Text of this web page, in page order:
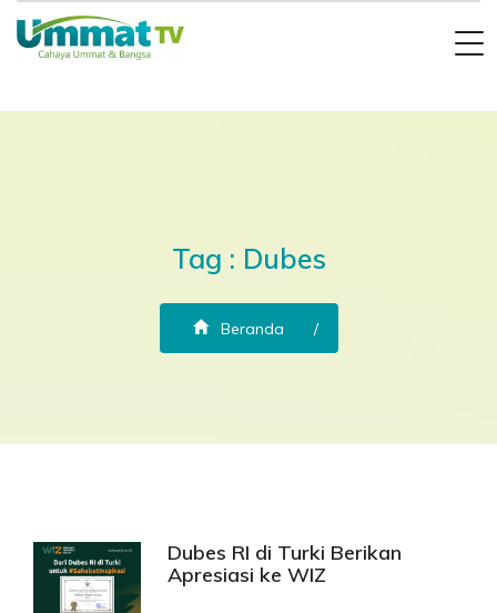
Tag : Dubes
Beranda
Dubes RI di Turki Berikan
Apresiasi ke WIZ